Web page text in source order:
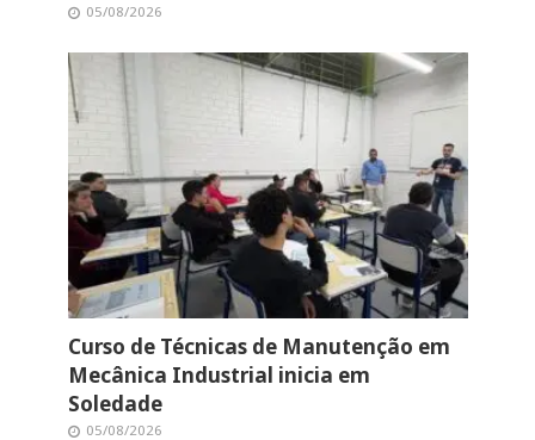
05/08/2026
Curso de Técnicas de Manutenção em
Mecânica Industrial inicia em
Soledade
05/08/2026